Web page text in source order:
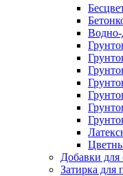
Водно-
Добавки для
Затирка для